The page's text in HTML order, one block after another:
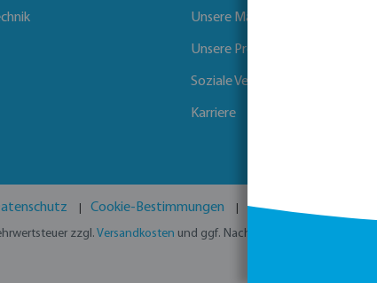
Unsere Märkte
Unsere Projekte
Soziale Verantwortung der
Karriere
Cookie-Bestimmungen Haftungsausschluss
zzgl. Versandkosten und ggf. Nachnahmegebühren, wenn